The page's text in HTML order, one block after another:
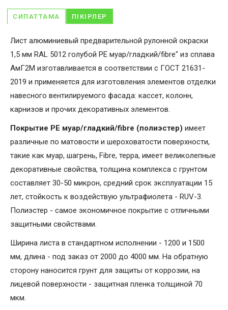
СИПАТТАМА ПІКІРЛЕР
Лист алюминиевый предварительной рулонной окраски
1,5 мм RAL 5012 голубой PE муар/гладкий/fibre" из сплава
АмГ2М изготавливается в соответствии с ГОСТ 21631-
2019 и применяется для изготовления элементов отделки
навесного вентилируемого фасада: кассет, колонн,
карнизов и прочих декоративных элементов.
Покрытие PE муар/гладкий/fibre (полиэстер) имеет
различные по матовости и шероховатости поверхности,
такие как муар, шагрень, Fibrе, терра, имеет великолепные
декоративные свойства, толщина комплекса с грунтом
составляет 30-50 микрон, средний срок эксплуатации 15
лет, стойкость к воздействую ультрафиолета - RUV-3.
Полиэстер - самое экономичное покрытие с отличными
защитными свойствами.
Ширина листа в стандартном исполнении - 1200 и 1500
мм, длина - под заказ от 2000 до 4000 мм. На обратную
сторону наносится грунт для защиты от коррозии, на
лицевой поверхности - защитная пленка толщиной 70
мкм.